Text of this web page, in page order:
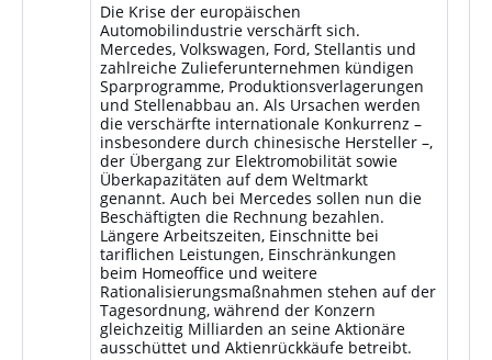
Die Krise der europäischen
Automobilindustrie verschärft sich.
Mercedes, Volkswagen, Ford, Stellantis und
zahlreiche Zulieferunternehmen kündigen
Sparprogramme, Produktionsverlagerungen
und Stellenabbau an. Als Ursachen werden
die verschärfte internationale Konkurrenz –
insbesondere durch chinesische Hersteller –,
der Übergang zur Elektromobilität sowie
Überkapazitäten auf dem Weltmarkt
genannt. Auch bei Mercedes sollen nun die
Beschäftigten die Rechnung bezahlen.
Längere Arbeitszeiten, Einschnitte bei
tariflichen Leistungen, Einschränkungen
beim Homeoffice und weitere
Rationalisierungsmaßnahmen stehen auf der
Tagesordnung, während der Konzern
gleichzeitig Milliarden an seine Aktionäre
ausschüttet und Aktienrückkäufe betreibt.